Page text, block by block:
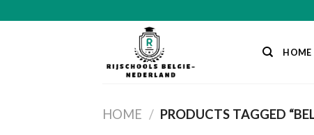
to
HOME
HOME / PRODUCTS TAGGED